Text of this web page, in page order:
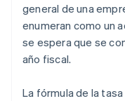
general de una
enumeran como un
se espera que se
año fiscal.
La fórmula de la